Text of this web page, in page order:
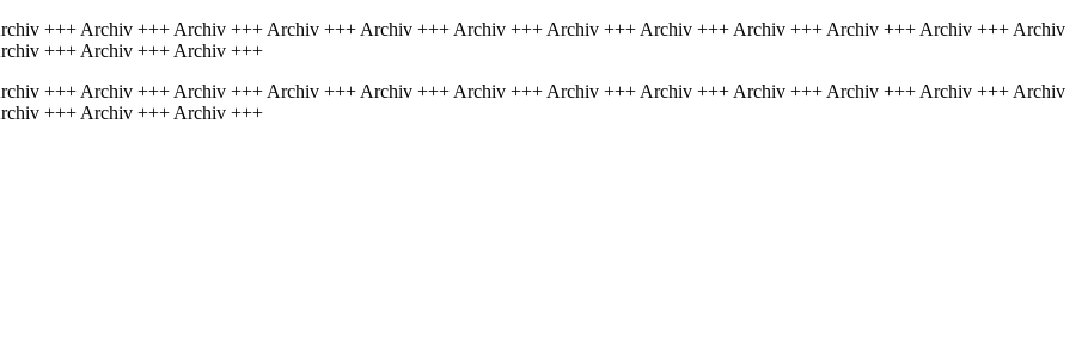
+++ Archiv +++ Archiv +++ Archiv +++ Archiv +++ Archiv +++ Archiv +++ Archiv +++ Archiv +++ Archiv +++ Archiv +++ Archiv
+++ Archiv +++ Archiv +++
+++ Archiv +++ Archiv +++ Archiv +++ Archiv +++ Archiv +++ Archiv +++ Archiv +++ Archiv +++ Archiv +++ Archiv +++ Archiv
+++ Archiv +++ Archiv +++